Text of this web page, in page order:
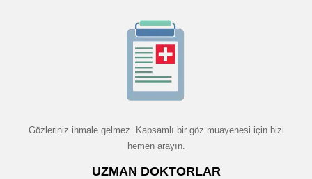
Gözleriniz ihmale gelmez. Kapsamlı bir göz muayenesi için bizi
hemen arayın.
UZMAN DOKTORLAR